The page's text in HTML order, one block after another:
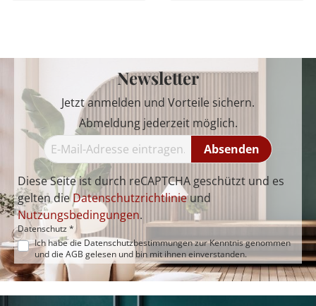
Newsletter
Jetzt anmelden und Vorteile sichern.
Abmeldung jederzeit möglich.
Absenden
Diese Seite ist durch reCAPTCHA geschützt und es
gelten dieDatenschutzrichtlinieund
Nutzungsbedingungen.
Datenschutz *
Ich habe die Datenschutzbestimmungenzur Kenntnis genommen
und die AGB gelesen und bin mit ihnen einverstanden.